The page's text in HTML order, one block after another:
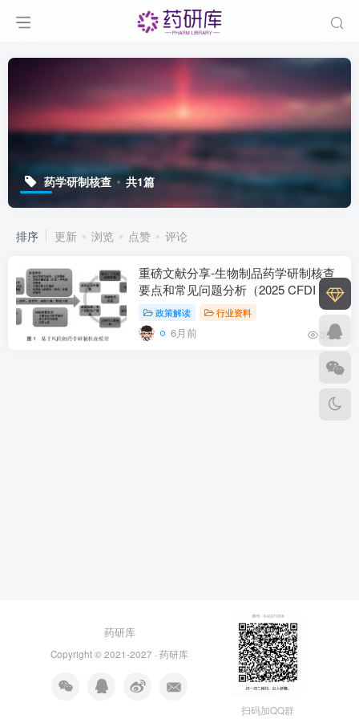
药学研制核查 共1篇
排序 更新 浏览 点赞 评论
重磅文献分享-生物制品药学研制核查
要点和常见问题分析（2025 CFDI 张
平）-附下载
政策解读 行业资料
6月前 307
药研库
Copyright © 2021-2027 · 药研库
扫码加QQ群